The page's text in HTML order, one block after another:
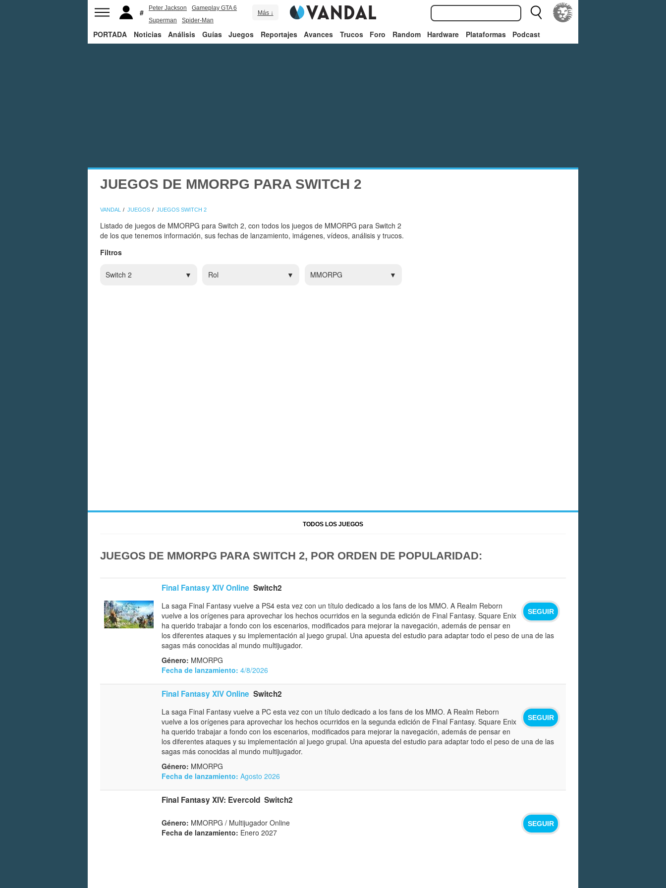
Peter Jackson
Gameplay GTA 6
Superman
Spider-Man
Más ↓
PORTADA Noticias Análisis Guías Juegos Reportajes Avances Trucos Foro Random Hardware Plataformas Podcast
JUEGOS DE MMORPG PARA SWITCH 2
VANDAL JUEGOS JUEGOS SWITCH 2
Listado de juegos de MMORPG para Switch 2, con todos los juegos de MMORPG para Switch 2
de los que tenemos información, sus fechas de lanzamiento, imágenes, vídeos, análisis y trucos.
Filtros
Switch 2 Rol MMORPG
TODOS LOS JUEGOS
JUEGOS DE MMORPG PARA SWITCH 2, POR ORDEN DE POPULARIDAD:
Final Fantasy XIV Online Switch2
SEGUIR
La saga Final Fantasy vuelve a PS4 esta vez con un título dedicado a los fans de los MMO. A Realm Reborn
vuelve a los orígenes para aprovechar los hechos ocurridos en la segunda edición de Final Fantasy. Square Enix
ha querido trabajar a fondo con los escenarios, modificados para mejorar la navegación, además de pensar en
los diferentes ataques y su implementación al juego grupal. Una apuesta del estudio para adaptar todo el peso de una de las
sagas más conocidas al mundo multijugador.
Género: MMORPG
Fecha de lanzamiento: 4/8/2026
Final Fantasy XIV Online Switch2
SEGUIR
La saga Final Fantasy vuelve a PC esta vez con un título dedicado a los fans de los MMO. A Realm Reborn
vuelve a los orígenes para aprovechar los hechos ocurridos en la segunda edición de Final Fantasy. Square Enix
ha querido trabajar a fondo con los escenarios, modificados para mejorar la navegación, además de pensar en
los diferentes ataques y su implementación al juego grupal. Una apuesta del estudio para adaptar todo el peso de una de las
sagas más conocidas al mundo multijugador.
Género: MMORPG
Fecha de lanzamiento: Agosto 2026
Final Fantasy XIV: Evercold Switch2
SEGUIR
Género: MMORPG / Multijugador Online
Fecha de lanzamiento: Enero 2027